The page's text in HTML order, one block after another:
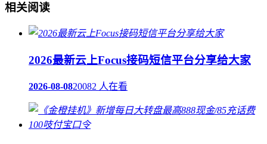
相关阅读
2026最新云上Focus接码短信平台分享给大家
2026-08-0820082 人在看